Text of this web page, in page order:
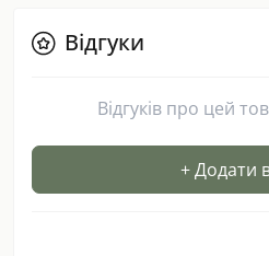
Відгуки
Відгуків про цей
+ Додати